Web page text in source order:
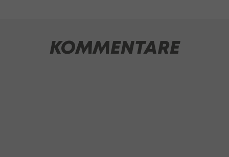
KOMMENTARE